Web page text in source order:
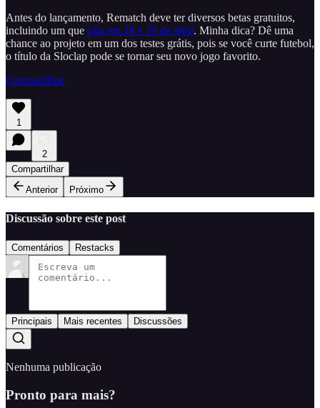
Antes do lançamento, Rematch deve ter diversos betas gratuitos,
incluindo um que rola em 18 e 19 de abril. Minha dica? Dê uma
chance ao projeto em um dos testes grátis, pois se você curte futebol,
o título da Sloclap pode se tornar seu novo jogo favorito.
Compartilhar
1
2
Compartilhar
Anterior
Próximo
Discussão sobre este post
Comentários Restacks
Principais Mais recentes Discussões
Nenhuma publicação
Pronto para mais?